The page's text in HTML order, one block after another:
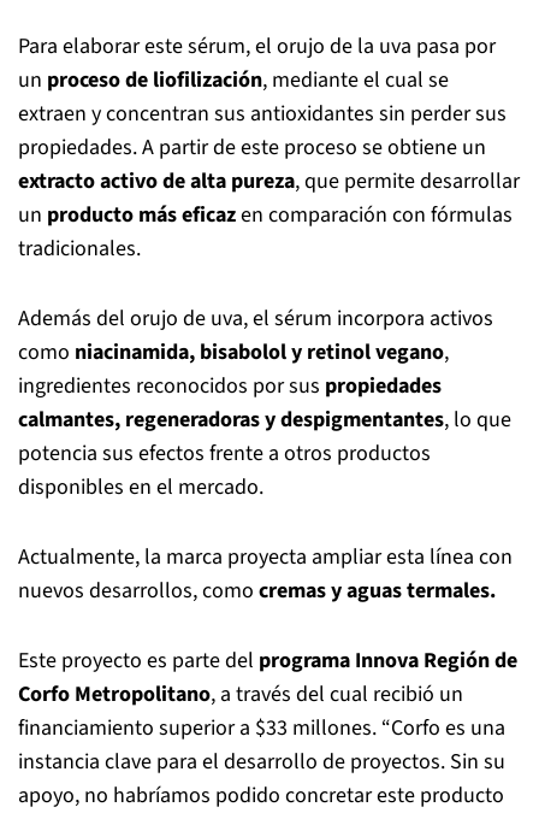
Para elaborar este sérum, el orujo de la uva pasa por
un proceso de liofilización, mediante el cual se
extraen y concentran sus antioxidantes sin perder sus
propiedades. A partir de este proceso se obtiene un
extracto activo de alta pureza, que permite desarrollar
un producto más eficazen comparación con fórmulas
tradicionales.
Además del orujo de uva, el sérum incorpora activos
como niacinamida, bisabolol y retinol vegano,
ingredientes reconocidos por sus propiedades
calmantes, regeneradoras y despigmentantes, lo que
potencia sus efectos frente a otros productos
disponibles en el mercado.
Actualmente, la marca proyecta ampliar esta línea con
nuevos desarrollos, como cremas y aguas termales.
Este proyecto es parte del programa Innova Región de
Corfo Metropolitano, a través del cual recibió un
financiamiento superior a $33 millones. “Corfo es una
instancia clave para el desarrollo de proyectos. Sin su
apoyo, no habríamos podido concretar este producto